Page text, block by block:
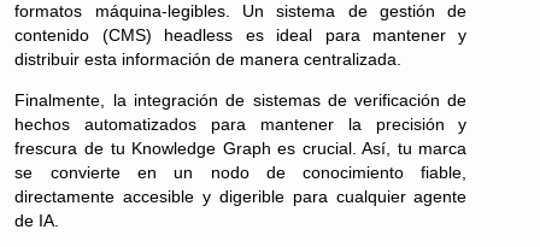
formatos máquina-legibles. Un sistema de gestión de
contenido (CMS) headless es ideal para mantener y
distribuir esta información de manera centralizada.
Finalmente, la integración de sistemas de verificación de
hechos automatizados para mantener la precisión y
frescura de tu Knowledge Graph es crucial. Así, tu marca
se convierte en un nodo de conocimiento fiable,
directamente accesible y digerible para cualquier agente
de IA.